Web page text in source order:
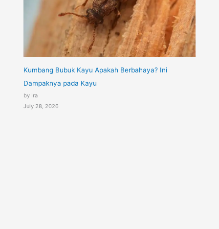
Kumbang Bubuk Kayu Apakah Berbahaya? Ini
Dampaknya pada Kayu
by Ira
July 28, 2026